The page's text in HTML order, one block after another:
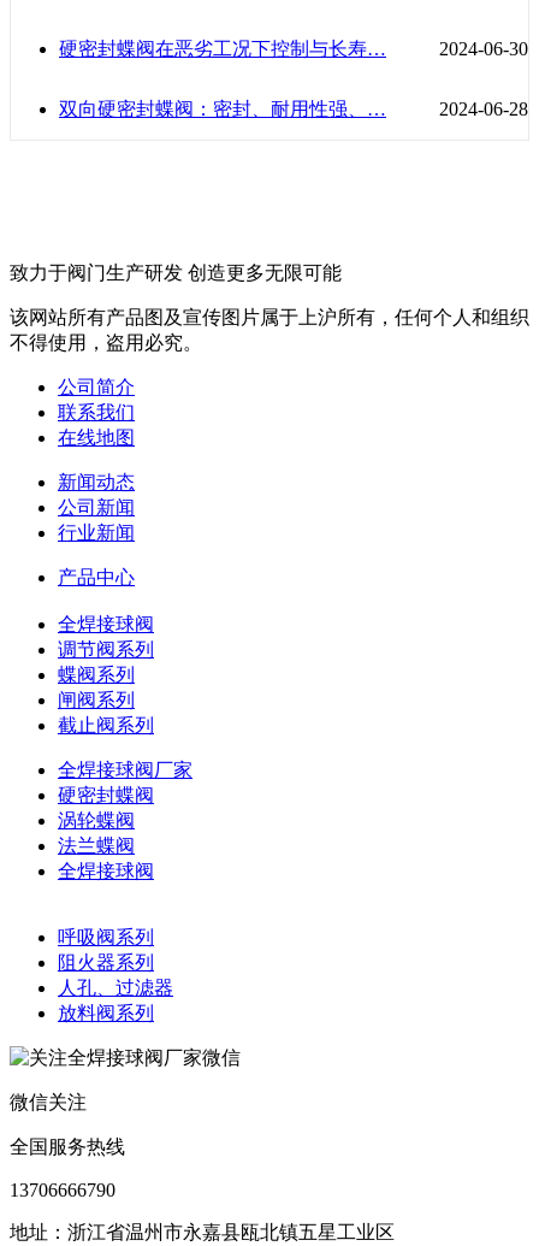
2024-06-30
硬密封蝶阀在恶劣工况下控制与长寿…
2024-06-28
双向硬密封蝶阀：密封、耐用性强、…
致力于阀门生产研发 创造更多无限可能
该网站所有产品图及宣传图片属于上沪所有，任何个人和组织
不得使用，盗用必究。
公司简介
联系我们
在线地图
新闻动态
公司新闻
行业新闻
产品中心
全焊接球阀
调节阀系列
蝶阀系列
闸阀系列
截止阀系列
全焊接球阀厂家
硬密封蝶阀
涡轮蝶阀
法兰蝶阀
全焊接球阀
呼吸阀系列
阻火器系列
人孔、过滤器
放料阀系列
微信关注
全国服务热线
13706666790
地址：浙江省温州市永嘉县瓯北镇五星工业区